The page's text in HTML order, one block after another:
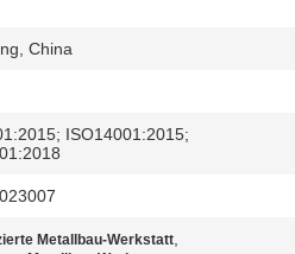
China
ISO14001:2015;
Metallbau-Werkstatt,